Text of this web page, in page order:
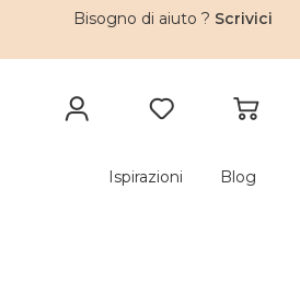
Bisogno di aiuto ? Scrivici
Ispirazioni Blog